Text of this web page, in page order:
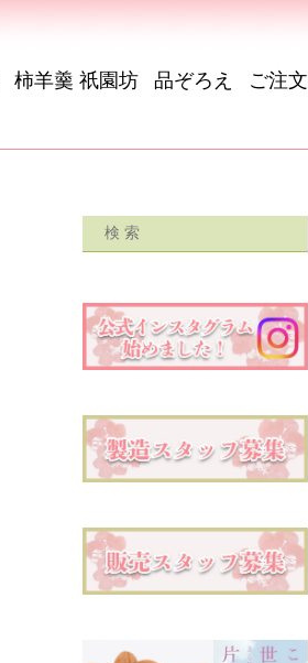
柿羊羹 祇園坊 品ぞろえ ご注文